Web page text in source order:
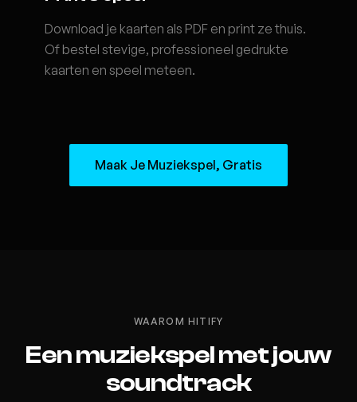
Download je kaarten als PDF en print ze thuis.
Of bestel stevige, professioneel gedrukte
kaarten en speel meteen.
Maak Je Muziekspel, Gratis
WAAROM HITIFY
Een muziekspel met jouw
soundtrack